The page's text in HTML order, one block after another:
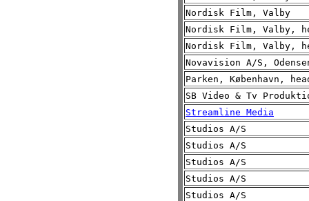
Nordisk Film, Valby
Nordisk Film, Valby,
Nordisk Film, Valby,
Novavision A/S,
Parken, København,
SB Video & Tv
Streamline Media
Studios A/S
Studios A/S
Studios A/S
Studios A/S
Studios A/S